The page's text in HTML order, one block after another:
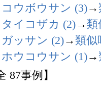
コウボウサン (3)→
タイコザカ (2)→ 類
ガッサン (2)→ 類似
ホウコウサン (1)→
87事例】